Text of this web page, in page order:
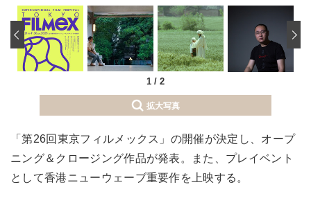
1 / 2
‹
拡大写真
「第26回東京フィルメックス」の開催が決定し、オープ
ニング＆クロージング作品が発表。また、プレイベント
として香港ニューウェーブ重要作を上映する。